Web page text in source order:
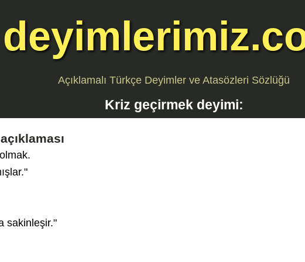
Açıklamalı Türkçe Deyimler ve Atasözleri Sözlüğü
Kriz geçirmekdeyimi:
sakinleşir."